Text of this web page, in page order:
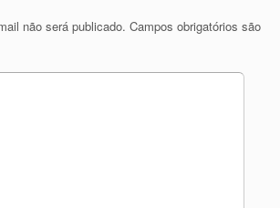
não será publicado. Campos obrigatórios são